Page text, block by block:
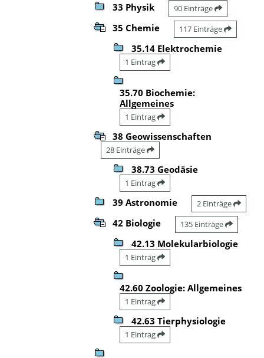
33 Physik 90 Einträge
35 Chemie 117 Einträge
35.14 Elektrochemie
1 Eintrag
35.70 Biochemie:
Allgemeines
1 Eintrag
38 Geowissenschaften
28 Einträge
38.73 Geodäsie
1 Eintrag
39 Astronomie 2 Einträge
42 Biologie 135 Einträge
42.13 Molekularbiologie
1 Eintrag
42.60 Zoologie: Allgemeines
1 Eintrag
42.63 Tierphysiologie
1 Eintrag